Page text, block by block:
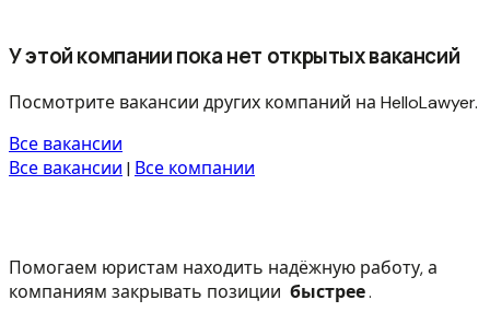
У этой компании пока нет открытых вакансий
Посмотрите вакансии других компаний на HelloLawyer.
Все вакансии
Все вакансии | Все компании
Помогаем юристам находить надёжную работу, а
компаниям закрывать позиции быстрее.